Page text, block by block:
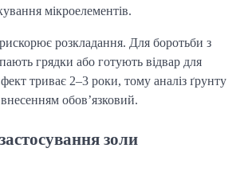
мікроелементів.
розкладання. Для боротьби з
грядки або готують відвар для
триває 2–3 роки, тому аналіз ґрунту
обов’язковий.
золи